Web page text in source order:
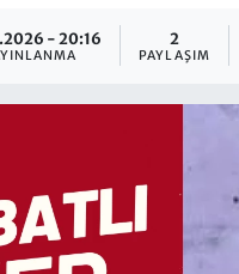
- 20:16 2
PAYLAŞIM